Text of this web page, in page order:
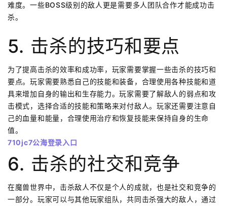
难度。一些BOSS级别的敌人更是需要多人团队合作才能成功击
杀。
5. 击杀的技巧和要点
为了提高击杀的效率和成功率，玩家需要掌握一些击杀的技巧和
要点。玩家需要熟悉自己的技能和装备，合理使用各种技能和道
具来增加自身的输出和生存能力。玩家需要了解敌人的弱点和攻
击模式，选择合适的技能和策略来对付敌人。玩家还需要注意自
己的血量和能量，合理使用治疗和恢复技能来保持自身的生命
值。
710jc7公海登录入口
6. 击杀的社交和竞争
在魔兽世界中，击杀敌人不仅是个人的成就，也是社交和竞争的
一部分。玩家可以与其他玩家组队，共同击杀强大的敌人，通过